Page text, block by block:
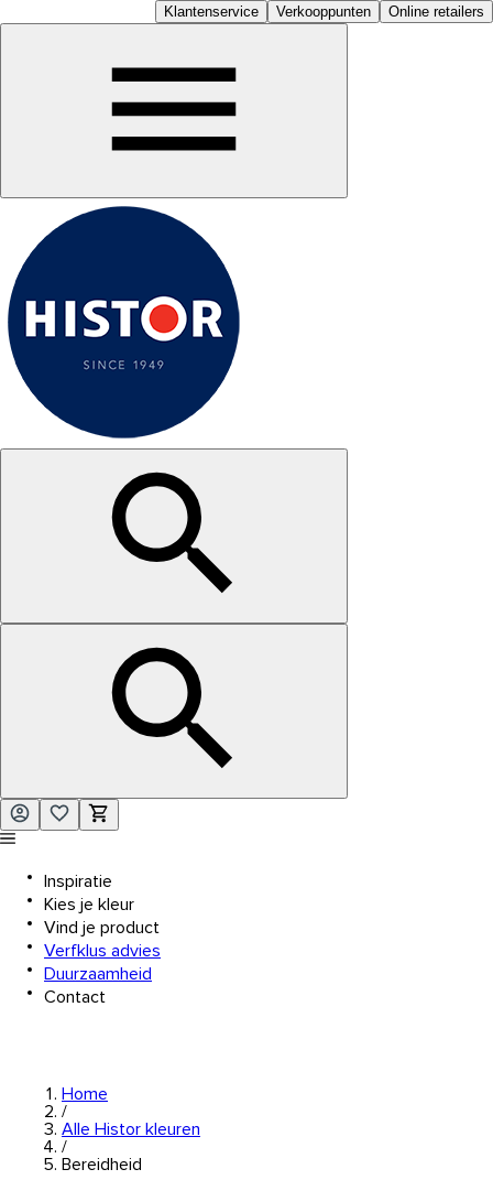
Klantenservice Verkooppunten Online retailers
Inspiratie
Kies je kleur
Vind je product
Verfklus advies
Duurzaamheid
Contact
Home
/
Alle Histor kleuren
/
Bereidheid